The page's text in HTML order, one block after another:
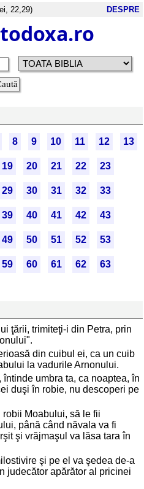
22,29) DESPRE
8 9 10 11 12 13
19 20 21 22 23
29 30 31 32 33
39 40 41 42 43
49 50 51 52 53
59 60 61 62 63
ţării, trimiteţi-i din Petra, prin
din cuibul ei, ca un cuib
la vadurile Arnonului.
umbra ta, ca noaptea, în
duşi în robie, nu descoperi pe
Moabului, să le fii
până când năvala va fi
şi vrăjmaşul va lăsa tara în
şi pe el va şedea de-a
judecător apărător al pricinei